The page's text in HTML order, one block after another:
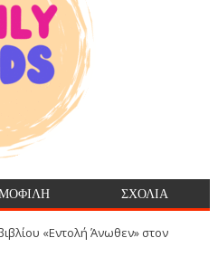
ΣΧΟΛΙΑ
«Εντολή Άνωθεν» στον